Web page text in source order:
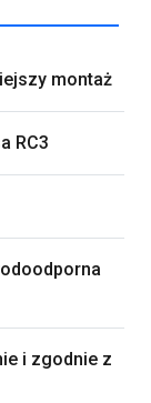
montaż
RC3
i zgodnie z